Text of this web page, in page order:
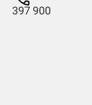
397 900